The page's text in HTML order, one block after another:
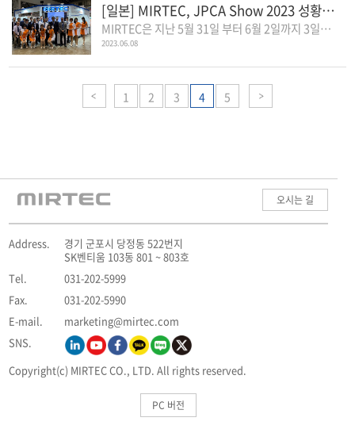
[일본] MIRTEC, JPCA Show 2023 성황리에 마무리
MIRTEC은 지난 5월 31일 부터 6월 2일까지 3일간 일본 도쿄 빅사이트에서 열린 J..
2023.06.08
1 2 3 4 5
오시는 길
Address.
경기 군포시 당정동 522번지
SK벤티움 103동 801 ~ 803호
Tel.
031-202-5999
Fax.
031-202-5990
E-mail.
marketing@mirtec.com
SNS.
Copyright(c) MIRTEC CO., LTD. All rights reserved.
PC 버전